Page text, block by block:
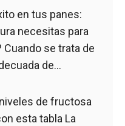
en tus panes:
necesitas para
Cuando se trata de
de...
de fructosa
esta tabla La